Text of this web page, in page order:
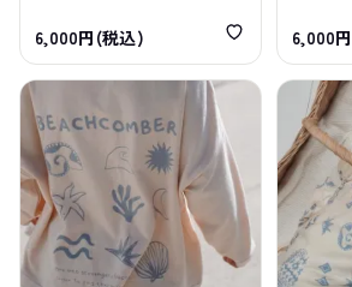
6,000円(税込) 6,000